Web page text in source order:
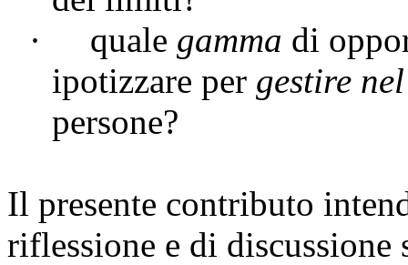
·
quale gamma di
ipotizzare per gestire
persone?
Il presente contributo
riflessione e di discussione